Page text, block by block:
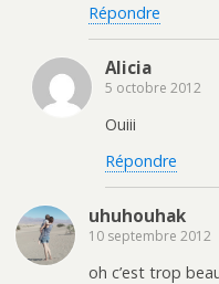
Répondre
Alicia
5 octobre 2012
Ouiii
Répondre
uhuhouhak
10 septembre 2012
oh c’est trop